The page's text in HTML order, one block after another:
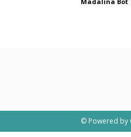
© Powered by